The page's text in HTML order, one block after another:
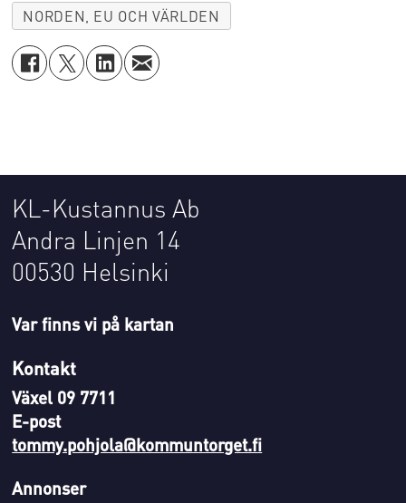
NORDEN, EU OCH VÄRLDEN
KL-Kustannus Ab
Andra Linjen 14
00530 Helsinki
Var finns vi på kartan
Kontakt
Växel 09 7711
E-post
tommy.pohjola@kommuntorget.fi
Annonser